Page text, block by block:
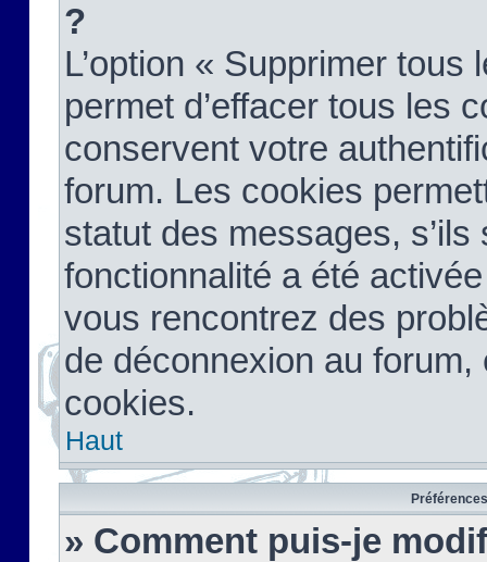
?
L’option « Supprimer
permet d’effacer tous les
conservent votre
forum. Les cookies
statut des messages,
fonctionnalité a été
vous rencontrez des
de déconnexion au
cookies.
Haut
» Comment puis-je